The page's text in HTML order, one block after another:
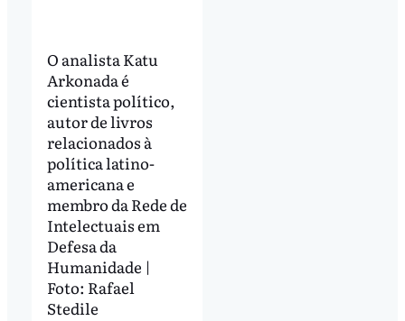
O analista Katu
Arkonada é
cientista político,
autor de livros
relacionados à
política latino-
americana e
membro da Rede de
Intelectuais em
Defesa da
Humanidade |
Foto: Rafael
Stedile